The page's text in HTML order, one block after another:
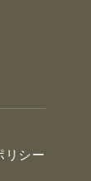
リシー